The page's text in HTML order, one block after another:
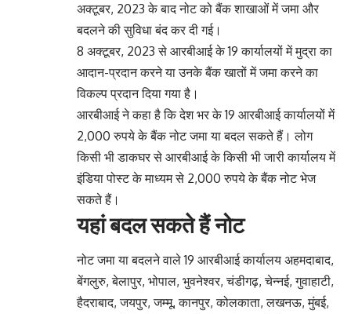
अक्टूबर, 2023 के बाद नोट को बैंक शाखाओं में जमा और
बदलने की सुविधा बंद कर दी गई।
8 अक्टूबर, 2023 से आरबीआई के 19 कार्यालयों में मुद्रा का
आदान-प्रदान करने या उनके बैंक खातों में जमा करने का
विकल्प प्रदान दिया गया है।
आरबीआई ने कहा है कि देश भर के 19 आरबीआई कार्यालयों में
2,000 रुपये के बैंक नोट जमा या बदल सकते हैं। लोग
किसी भी डाकघर से आरबीआई के किसी भी जारी कार्यालय में
इंडिया पोस्ट के माध्यम से 2,000 रुपये के बैंक नोट भेज
सकते हैं।
यहां बदल सकते हैं नोट
नोट जमा या बदलने वाले 19 आरबीआई कार्यालय अहमदाबाद,
बेंगलुरु, बेलापुर, भोपाल, भुवनेश्वर, चंडीगढ़, चेन्नई, गुवाहाटी,
हैदराबाद, जयपुर, जम्मू, कानपुर, कोलकाता, लखनऊ, मुंबई,